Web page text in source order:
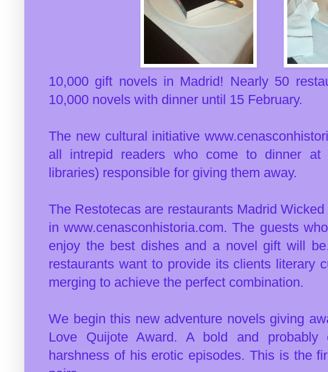
10,000 gift novels in Madrid! Nearly 50
10,000 novels with dinner until 15 February.
The new cultural initiative
all intrepid readers who come to dinner at
libraries) responsible for giving them away.
The Restotecas are restaurants Madrid
in www.cenasconhistoria.com. The guests
enjoy the best dishes and a novel gift will
restaurants want to provide its clients literary
merging to achieve the perfect combination.
We begin this new adventure novels giving
Love Quijote Award. A bold and probably
harshness of his erotic episodes. This is the